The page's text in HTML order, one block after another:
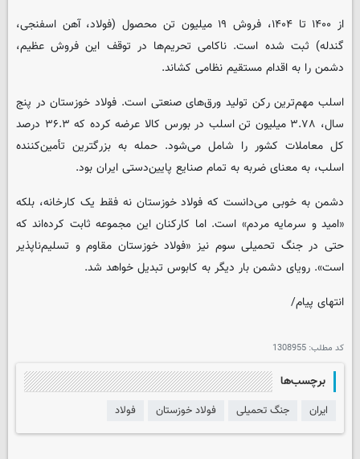
از ۱۴۰۰ تا ۱۴۰۴، فروش ۱۹ میلیون تن محصول (فولاد، آهن اسفنجی،
گندله) ثبت شده است. ناکامی تحریم‌ها در توقف این فروش عظیم،
دشمن را به اقدام مستقیم نظامی کشاند.
اسلب مهم‌ترین رکن تولید ورق‌های صنعتی است. فولاد خوزستان در پنج
سال، ۳.۷۸ میلیون تن اسلب در بورس کالا عرضه کرده که ۳۶.۳ درصد
کل معاملات کشور را شامل می‌شود. حمله به بزرگترین تأمین‌کننده
اسلب، به معنای ضربه به تمام صنایع پایین‌دستی ایران بود.
دشمن به خوبی می‌دانست که فولاد خوزستان نه فقط یک کارخانه، بلکه
«امید و سرمایه مردم» است. اما کارکنان این مجموعه ثابت کرده‌اند که
حتی در جنگ تحمیلی سوم نیز «فولاد خوزستان مقاوم و تسلیم‌ناپذیر
است». رویای دشمن بار دیگر به کابوس تبدیل خواهد شد.
انتهای پیام/
کد مطلب: 1308955
برچسب‌ها
ایران جنگ تحمیلی فولاد خوزستان فولاد